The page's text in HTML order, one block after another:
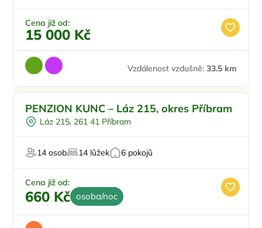
Krb
Pro majitele mazlíčků
Cena již od:
15 000 Kč
Vzdálenost vzdušně: 33.5 km
PENZION KUNC – Láz 215, okres Příbram
Láz 215, 261 41 Příbram
14 osob 14 lůžek 6 pokojů
Cena již od:
660 Kč osoba/noc